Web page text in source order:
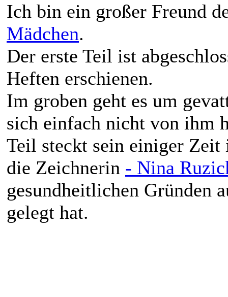
Ich bin ein großer Freund
Mädchen.
Der erste Teil ist
Heften erschienen.
Im groben geht es um
sich einfach nicht von ihm
Teil steckt sein einiger
die Zeichnerin - Nina
gesundheitlichen Gründen
gelegt hat.